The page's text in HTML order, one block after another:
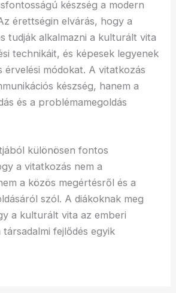
készség a modern
érettségin elvárás, hogy a
tudják alkalmazni a kulturált vita
technikáit, és képesek legyenek
érvelési módokat. A vitatkozás
készség, hanem a
és a problémamegoldás
különösen fontos
a vitatkozás nem a
a közös megértésről és a
szól. A diákoknak meg
a kulturált vita az emberi
fejlődés egyik